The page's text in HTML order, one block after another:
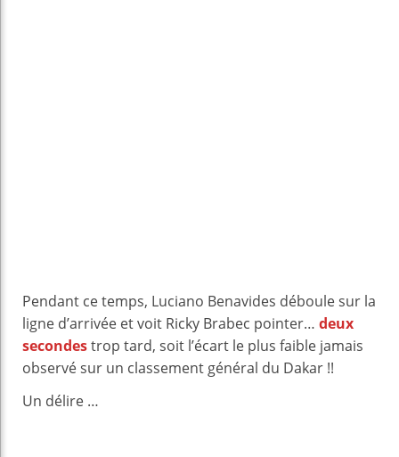
Pendant ce temps, Luciano Benavides déboule sur la
ligne d’arrivée et voit Ricky Brabec pointer… deux
secondestrop tard, soit l’écart le plus faible jamais
observé sur un classement général du Dakar !!
Un délire …